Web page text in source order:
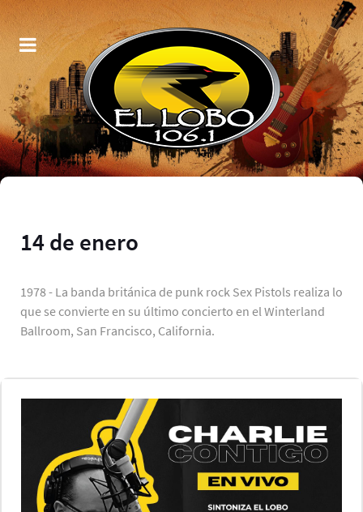
14 de enero
1978 - La banda británica de punk rock Sex Pistols realiza lo
que se convierte en su último concierto en el Winterland
Ballroom, San Francisco, California.